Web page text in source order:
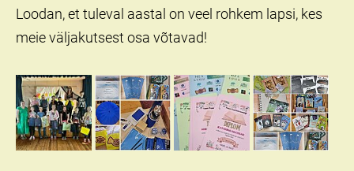
Loodan, et tuleval aastal on veel rohkem lapsi, kes
meie väljakutsest osa võtavad!